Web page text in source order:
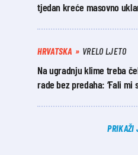
tjedan kreće masovno
HRVATSKA VRELO LJETO
Na ugradnju klime treba
rade bez predaha: ‘Fali mi
PRIKAŽI